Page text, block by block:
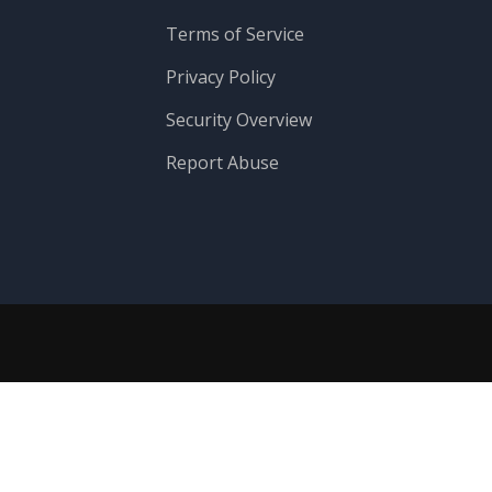
Terms of Service
Privacy Policy
Security Overview
Report Abuse